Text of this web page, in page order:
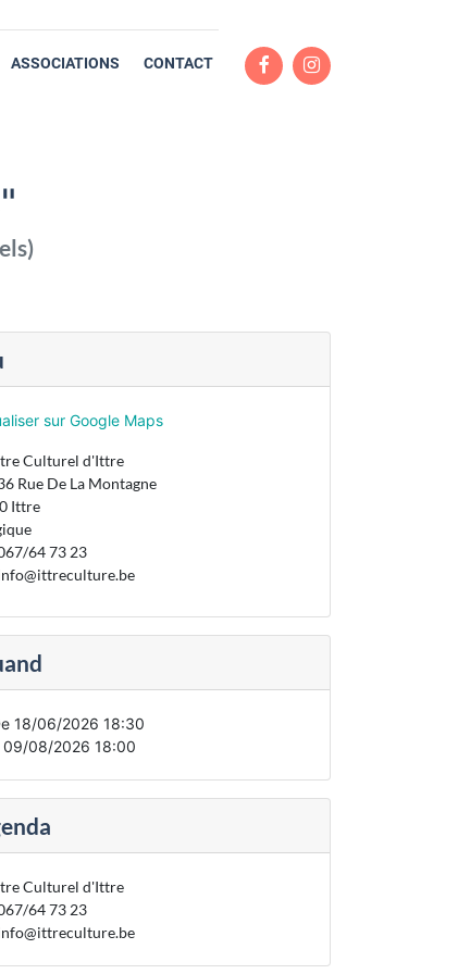
ASSOCIATIONS CONTACT
)
sur Google Maps
Culturel d'Ittre
Rue De La Montagne
Ittre
64 73 23
18/06/2026 18:30
09/08/2026 18:00
Culturel d'Ittre
64 73 23